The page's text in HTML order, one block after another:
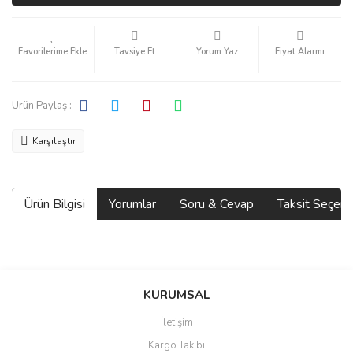
Tavsiye Et Yorum Yaz Fiyat Alarmı
Ürün Paylaş :
Karşılaştır
Ürün Bilgisi Yorumlar Soru & Cevap Taksit
Bu ürüne ilk yorumu siz yapın!
Ürün hakkında henüz soru sorulmamış.
Ürün resmi kalitesiz, bozuk veya görüntülenemiyor.
KURUMSAL
İletişim
Kargo Takibi